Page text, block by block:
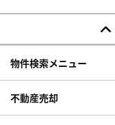
物件検索メニュー
不動産売却